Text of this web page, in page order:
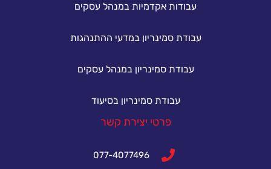
עבודות אקדמיות במנהל עסקים
עבודת סמינריון במדעי ההתנהגות
עבודת סמינריון במנהל עסקים
עבודת סמינריון בסיעוד
פרטי יצירת קשר
077-4077496